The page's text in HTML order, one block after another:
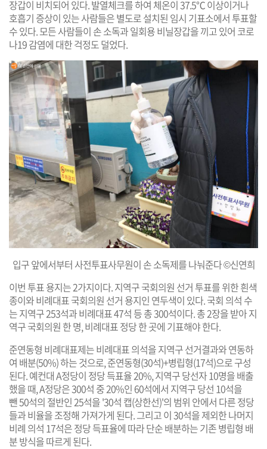
장갑이 비치되어 있다. 발열체크를 하여 체온이 37.5℃ 이상이거나
호흡기 증상이 있는 사람들은 별도로 설치된 임시 기표소에서 투표할
수 있다. 모든 사람들이 손 소독과 일회용 비닐장갑을 끼고 있어 코로
나19 감염에 대한 걱정도 덜었다.
입구 앞에서부터 사전투표사무원이 손 소독제를 나눠준다 ©신연희
이번 투표 용지는 2가지이다. 지역구 국회의원 선거 투표를 위한 흰색
종이와 비례대표 국회의원 선거 용지인 연두색이 있다. 국회 의석 수
는 지역구 253석과 비례대표 47석 등 총 300석이다. 총 2장을 받아 지
역구 국회의원 한 명, 비례대표 정당 한 곳에 기표해야 한다.
준연동형 비례대표제는 비례대표 의석을 지역구 선거결과와 연동하
여 배분(50%) 하는 것으로, 준연동형(30석)+병립형(17석)으로 구성
된다. 예컨대 A정당이 정당 득표율 20%, 지역구 당선자 10명을 배출
했을 때, A정당은 300석 중 20%인 60석에서 지역구 당선 10석을
뺀 50석의 절반인 25석을 '30석 캡(상한선)'의 범위 안에서 다른 정당
들과 비율을 조정해 가져가게 된다. 그리고 이 30석을 제외한 나머지
비례 의석 17석은 정당 득표율에 따라 단순 배분하는 기존 병립형 배
분 방식을 따르게 된다.